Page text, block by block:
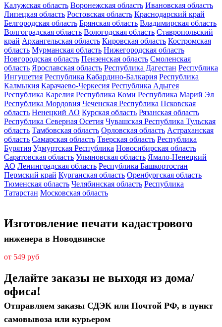
Калужская область Воронежская область Ивановская область
Липецкая область Ростовская область Краснодарский край
Белгородская область Брянская область Владимирская область
Волгоградская область Вологодская область Ставропольский
край Архангельская область Кировская область Костромская
область Мурманская область Нижегородская область
Новгородская область Пензенская область Смоленская
область Ярославская область Республика Дагестан Республика
Ингушетия Республика Кабардино-Балкария Республика
Калмыкия Карачаево-Черкесия Республика Адыгея
Республика Карелия Республика Коми Республика Марий Эл
Республика Мордовия Чеченская Республика Псковская
область Ненецкий АО Курская область Рязанская область
Республика Северная Осетия Чувашская Республика Тульская
область Тамбовская область Орловская область Астраханская
область Самарская область Тверская область Республика
Бурятия Удмуртская Республика Новосибирская область
Саратовская область Ульяновская область Ямало-Ненецкий
АО Ленинградская область Республика Башкортостан
Пермский край Курганская область Оренбургская область
Тюменская область Челябинская область Республика
Татарстан Московская область
Изготовление печати кадастрового
инженера в Новодвинске
от 549 руб
Делайте заказы не выходя из дома/
офиса!
Отправляем заказы СДЭК или Почтой РФ, в пункт
самовывоза или курьером